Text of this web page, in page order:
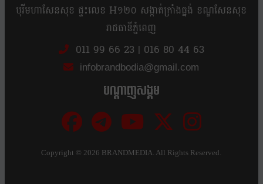
បុរីមហាសែនសុខ ផ្ទះលេខ H១២០ សង្កាត់ក្រាំងធ្នង់ ខណ្ឌសែនសុខ
រាជធានីភ្នំពេញ
011 99 66 23 | 016 80 44 63
infobrandbodia@gmail.com
បណ្ដាញសង្គម
Copyright ©2026 BRANDMEDIA. All Rights Reserved.